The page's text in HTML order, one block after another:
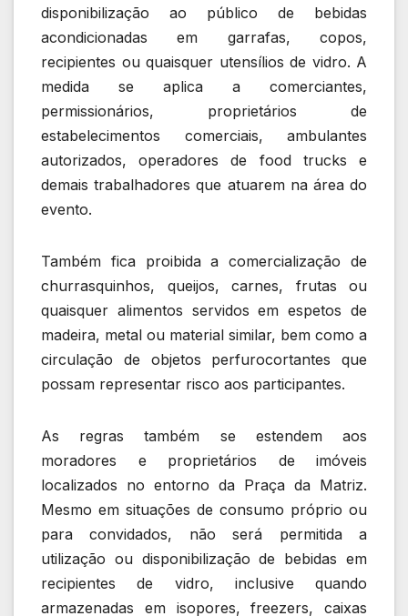
disponibilização ao público de bebidas
acondicionadas em garrafas, copos,
recipientes ou quaisquer utensílios de vidro. A
medida se aplica a comerciantes,
permissionários, proprietários de
estabelecimentos comerciais, ambulantes
autorizados, operadores de food trucks e
demais trabalhadores que atuarem na área do
evento.
Também fica proibida a comercialização de
churrasquinhos, queijos, carnes, frutas ou
quaisquer alimentos servidos em espetos de
madeira, metal ou material similar, bem como a
circulação de objetos perfurocortantes que
possam representar risco aos participantes.
As regras também se estendem aos
moradores e proprietários de imóveis
localizados no entorno da Praça da Matriz.
Mesmo em situações de consumo próprio ou
para convidados, não será permitida a
utilização ou disponibilização de bebidas em
recipientes de vidro, inclusive quando
armazenadas em isopores, freezers, caixas